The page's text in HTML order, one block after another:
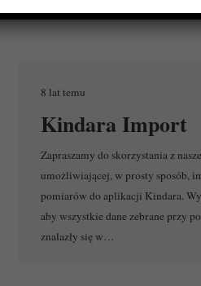
8 lat temu
Kindara Import
Zapraszamy do skorzystania z
umożliwiającej, w prosty sposób,
pomiarów do aplikacji Kindara.
aby wszystkie dane zebrane przy
znalazły się w…